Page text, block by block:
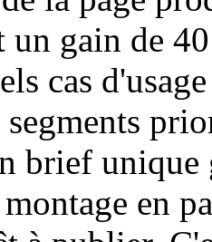
un gain de
cas
brief unique
en